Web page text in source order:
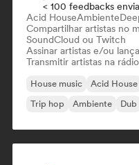
< 100 feedbacks
Acid HouseAmbiente
Compartilhar artistas no
SoundCloud ou Twitch
Assinar artistas e/ou
Transmitir artistas na rádio
House music Acid House
Trip hop
Ambiente Dub